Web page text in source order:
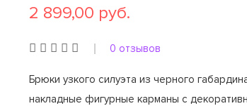
2 899,00 руб.
0 отзывов
Брюки узкого силуэта из черного
накладные фигурные карманы с